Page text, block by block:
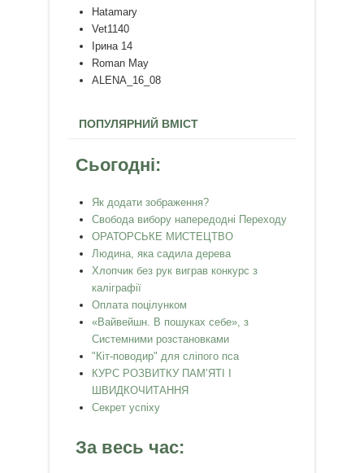
Hatamary
Vet1140
Ірина 14
Roman May
ALENA_16_08
ПОПУЛЯРНИЙ ВМІСТ
Сьогодні:
Як додати зображення?
Свобода вибору напередодні Переходу
ОРАТОРСЬКЕ МИСТЕЦТВО
Людина, яка садила дерева
Хлопчик без рук виграв конкурс з
каліграфії
Оплата поцілунком
«Вайвейшн. В пошуках себе», з
Системними розстановками
"Кіт-поводир" для сліпого пса
КУРС РОЗВИТКУ ПАМ’ЯТІ І
ШВИДКОЧИТАННЯ
Секрет успіху
За весь час: